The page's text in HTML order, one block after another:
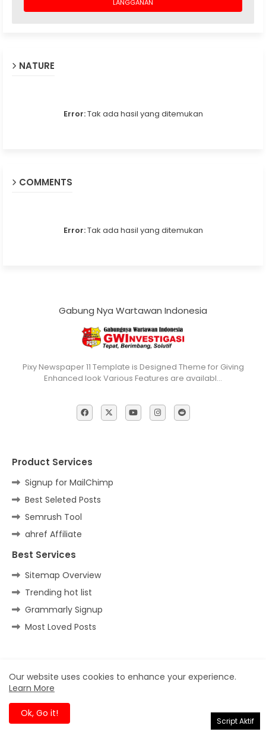
NATURE
Error:Tak ada hasil yang ditemukan
COMMENTS
Error:Tak ada hasil yang ditemukan
Gabung Nya Wartawan Indonesia
Pixy Newspaper 11 Template is Designed Theme for Giving
Enhanced look Various Features are availabl…
Product Services
Signup for MailChimp
Best Seleted Posts
Semrush Tool
ahref Affiliate
Best Services
Sitemap Overview
Trending hot list
Grammarly Signup
Most Loved Posts
Home Contact us Privacy Policy
Our website uses cookies to enhance your experience.
Learn More
Ok, Go it!
Script Aktif